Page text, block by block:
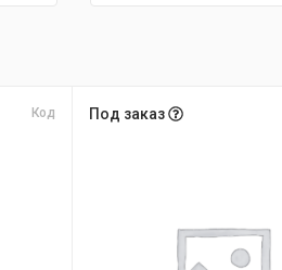
Код Под заказ